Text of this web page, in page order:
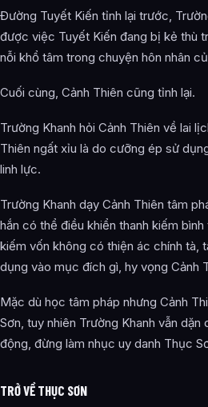
Đường Tuyết Kiến tỉnh lại trước,
được việc Tuyết Kiến đang bị kẻ thù
nỗi khổ tâm trong chuyện hôn nhân
Cuối cùng, Cảnh Thiên cũng tỉnh lại.
Trường Khanh hỏi Cảnh Thiên về lai
Thiên ngất xỉu là do cưỡng ép sử
linh lực.
Trường Khanh dạy Cảnh Thiên tâm
hắn có thể điều khiển thanh kiếm
kiếm vốn không có thiện ác chính tà,
dụng vào mục đích gì, hy vọng Cảnh
Mặc dù học tâm pháp nhưng Cảnh
Sơn, tuy nhiên Trường Khanh vẫn
động, đừng làm nhục uy danh Thục
TRỞ VỀ THỤC SƠN